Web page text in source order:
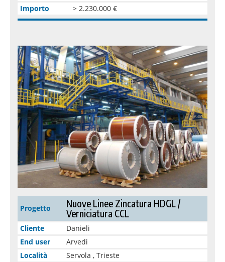
Importo
> 2.230.000 €
Progetto
Nuove Linee Zincatura HDGL /
Verniciatura CCL
Cliente
Danieli
End user
Arvedi
Località
Servola , Trieste